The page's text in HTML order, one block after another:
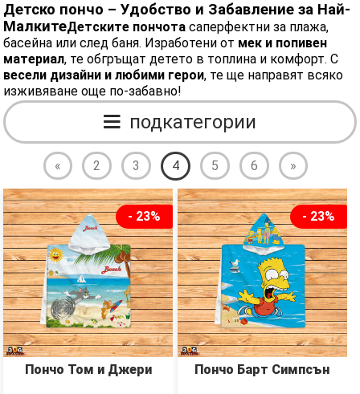
Детско пончо – Удобство и Забавление за Най-
МалкитеДетските пончота саперфектни за плажа,
басейна или след баня. Изработени от мек и попивен
материал, те обгръщат детето в топлина и комфорт. С
весели дизайни и любими герои, те ще направят всяко
изживяване още по-забавно!
подкатегории
« 2 3 4 5 6 »
- 23%
Пончо Том и Джери
- 23%
Пончо Барт Симпсън